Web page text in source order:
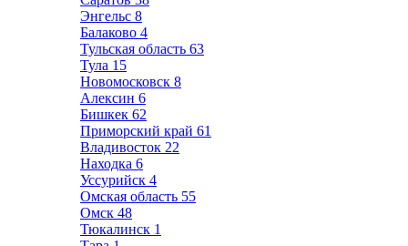
Энгельс 8
Балаково 4
Тульская область 63
Тула 15
Новомосковск 8
Алексин 6
Бишкек 62
Приморский край 61
Владивосток 22
Находка 6
Уссурийск 4
Омская область 55
Омск 48
Тюкалинск 1